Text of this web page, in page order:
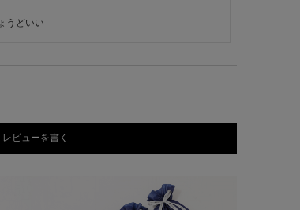
ちょっと出かけ、財布と携帯にちょうどいい
レビューを書く